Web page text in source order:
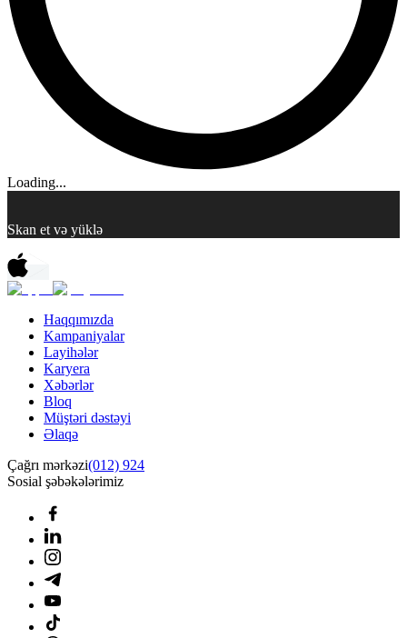
Loading...
Skan et və yüklə
Haqqımızda
Kampaniyalar
Layihələr
Karyera
Xəbərlər
Bloq
Müştəri dəstəyi
Əlaqə
Çağrı mərkəzi(012) 924
Sosial şəbəkələrimiz